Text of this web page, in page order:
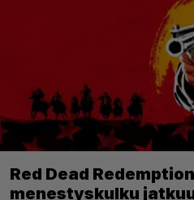
Red Dead
menestyskulku